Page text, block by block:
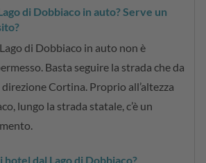
di Dobbiaco in auto? Serve un
di Dobbiaco in auto non è
Basta seguire la strada che da
Cortina. Proprio all’altezza
lungo la strada statale, c’è un
dal Lago di Dobbiaco?